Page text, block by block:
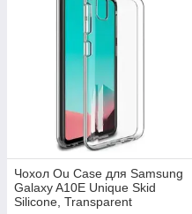
Чохол Ou Case для Samsung
Galaxy A10E Unique Skid
Silicone, Transparent